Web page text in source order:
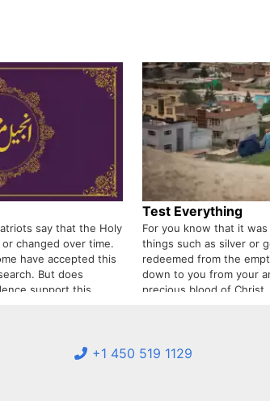
say that the Holy
changed over time.
have accepted this
But does
support this
Test Everything
For you know that it
things such as silver or
redeemed from the
down to you from your
precious blood of
+1 450 519 1129